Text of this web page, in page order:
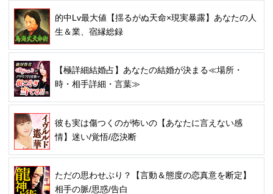
的中Lv最大値【揺るがぬ天命×現実暴露】あなたの人
生＆業、宿縁総録
【極詳細結婚占】あなたの結婚が決まる≪場所・
時・相手詳細・言葉≫
彼も実は傷つくのが怖いの【あなたに言えない感
情】迷い/覚悟/恋決断
ただの思わせぶり？【言動＆態度の恋真意を断定】
相手の脈/思惑/告白